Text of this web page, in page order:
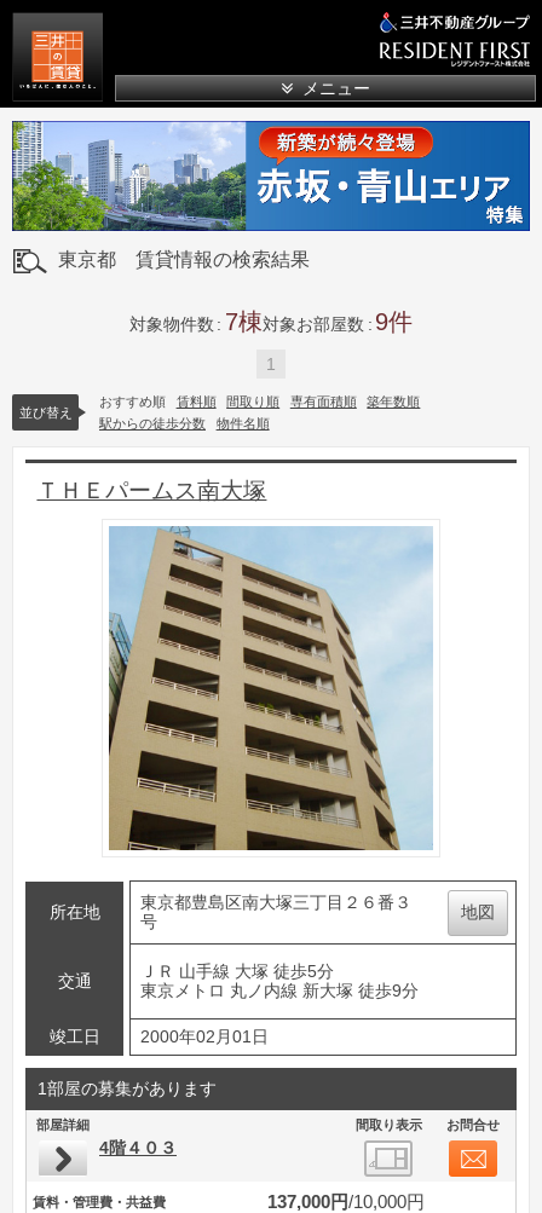
メニュー
東京都 賃貸情報の検索結果
対象物件数 7 対象お部屋数 9
1
並び替え
おすすめ順 賃料順 間取り順 専有面積順
築年数順
駅からの徒歩分数
物件名順
ＴＨＥパームス南大塚
所在地
東京都豊島区南大塚三丁目２６番３
号
地図
交通
ＪＲ 山手線 大塚 徒歩5分
東京メトロ 丸ノ内線 新大塚 徒歩9分
竣工日 2000年02月01日
1部屋の募集があります
部屋詳細 間取り表示 お問合せ
4階４０３
賃料・管理費・共益費 137,000円 10,000円